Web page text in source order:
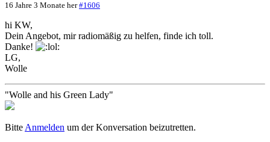
16 Jahre 3 Monate her #1606
hi KW,
Dein Angebot, mir radiomäßig zu helfen, finde ich toll.
Danke!
LG,
Wolle
"Wolle and his Green Lady"
Bitte Anmelden um der Konversation beizutretten.